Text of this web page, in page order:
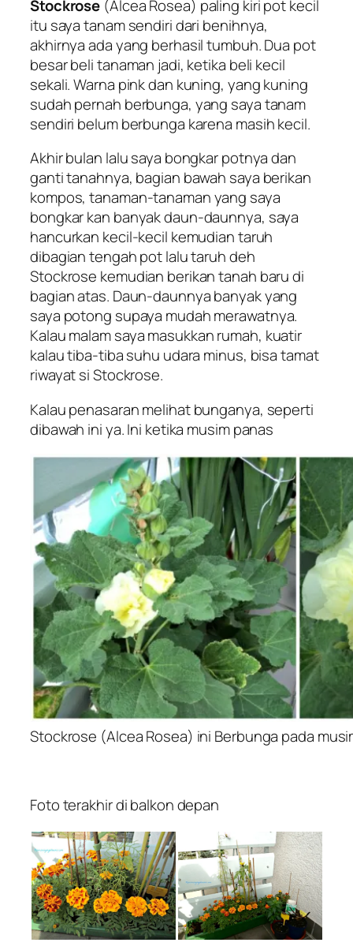
Stockrose (Alcea Rosea) paling kiri pot kecil
itu saya tanam sendiri dari benihnya,
akhirnya ada yang berhasil tumbuh. Dua pot
besar beli tanaman jadi, ketika beli kecil
sekali. Warna pink dan kuning, yang kuning
sudah pernah berbunga, yang saya tanam
sendiri belum berbunga karena masih kecil.
Akhir bulan lalu saya bongkar potnya dan
ganti tanahnya, bagian bawah saya berikan
kompos, tanaman-tanaman yang saya
bongkar kan banyak daun-daunnya, saya
hancurkan kecil-kecil kemudian taruh
dibagian tengah pot lalu taruh deh
Stockrose kemudian berikan tanah baru di
bagian atas. Daun-daunnya banyak yang
saya potong supaya mudah merawatnya.
Kalau malam saya masukkan rumah, kuatir
kalau tiba-tiba suhu udara minus, bisa tamat
riwayat si Stockrose.
Kalau penasaran melihat bunganya, seperti
dibawah ini ya. Ini ketika musim panas
Stockrose (Alcea Rosea) ini Berbunga pada
Foto terakhir di balkon depan